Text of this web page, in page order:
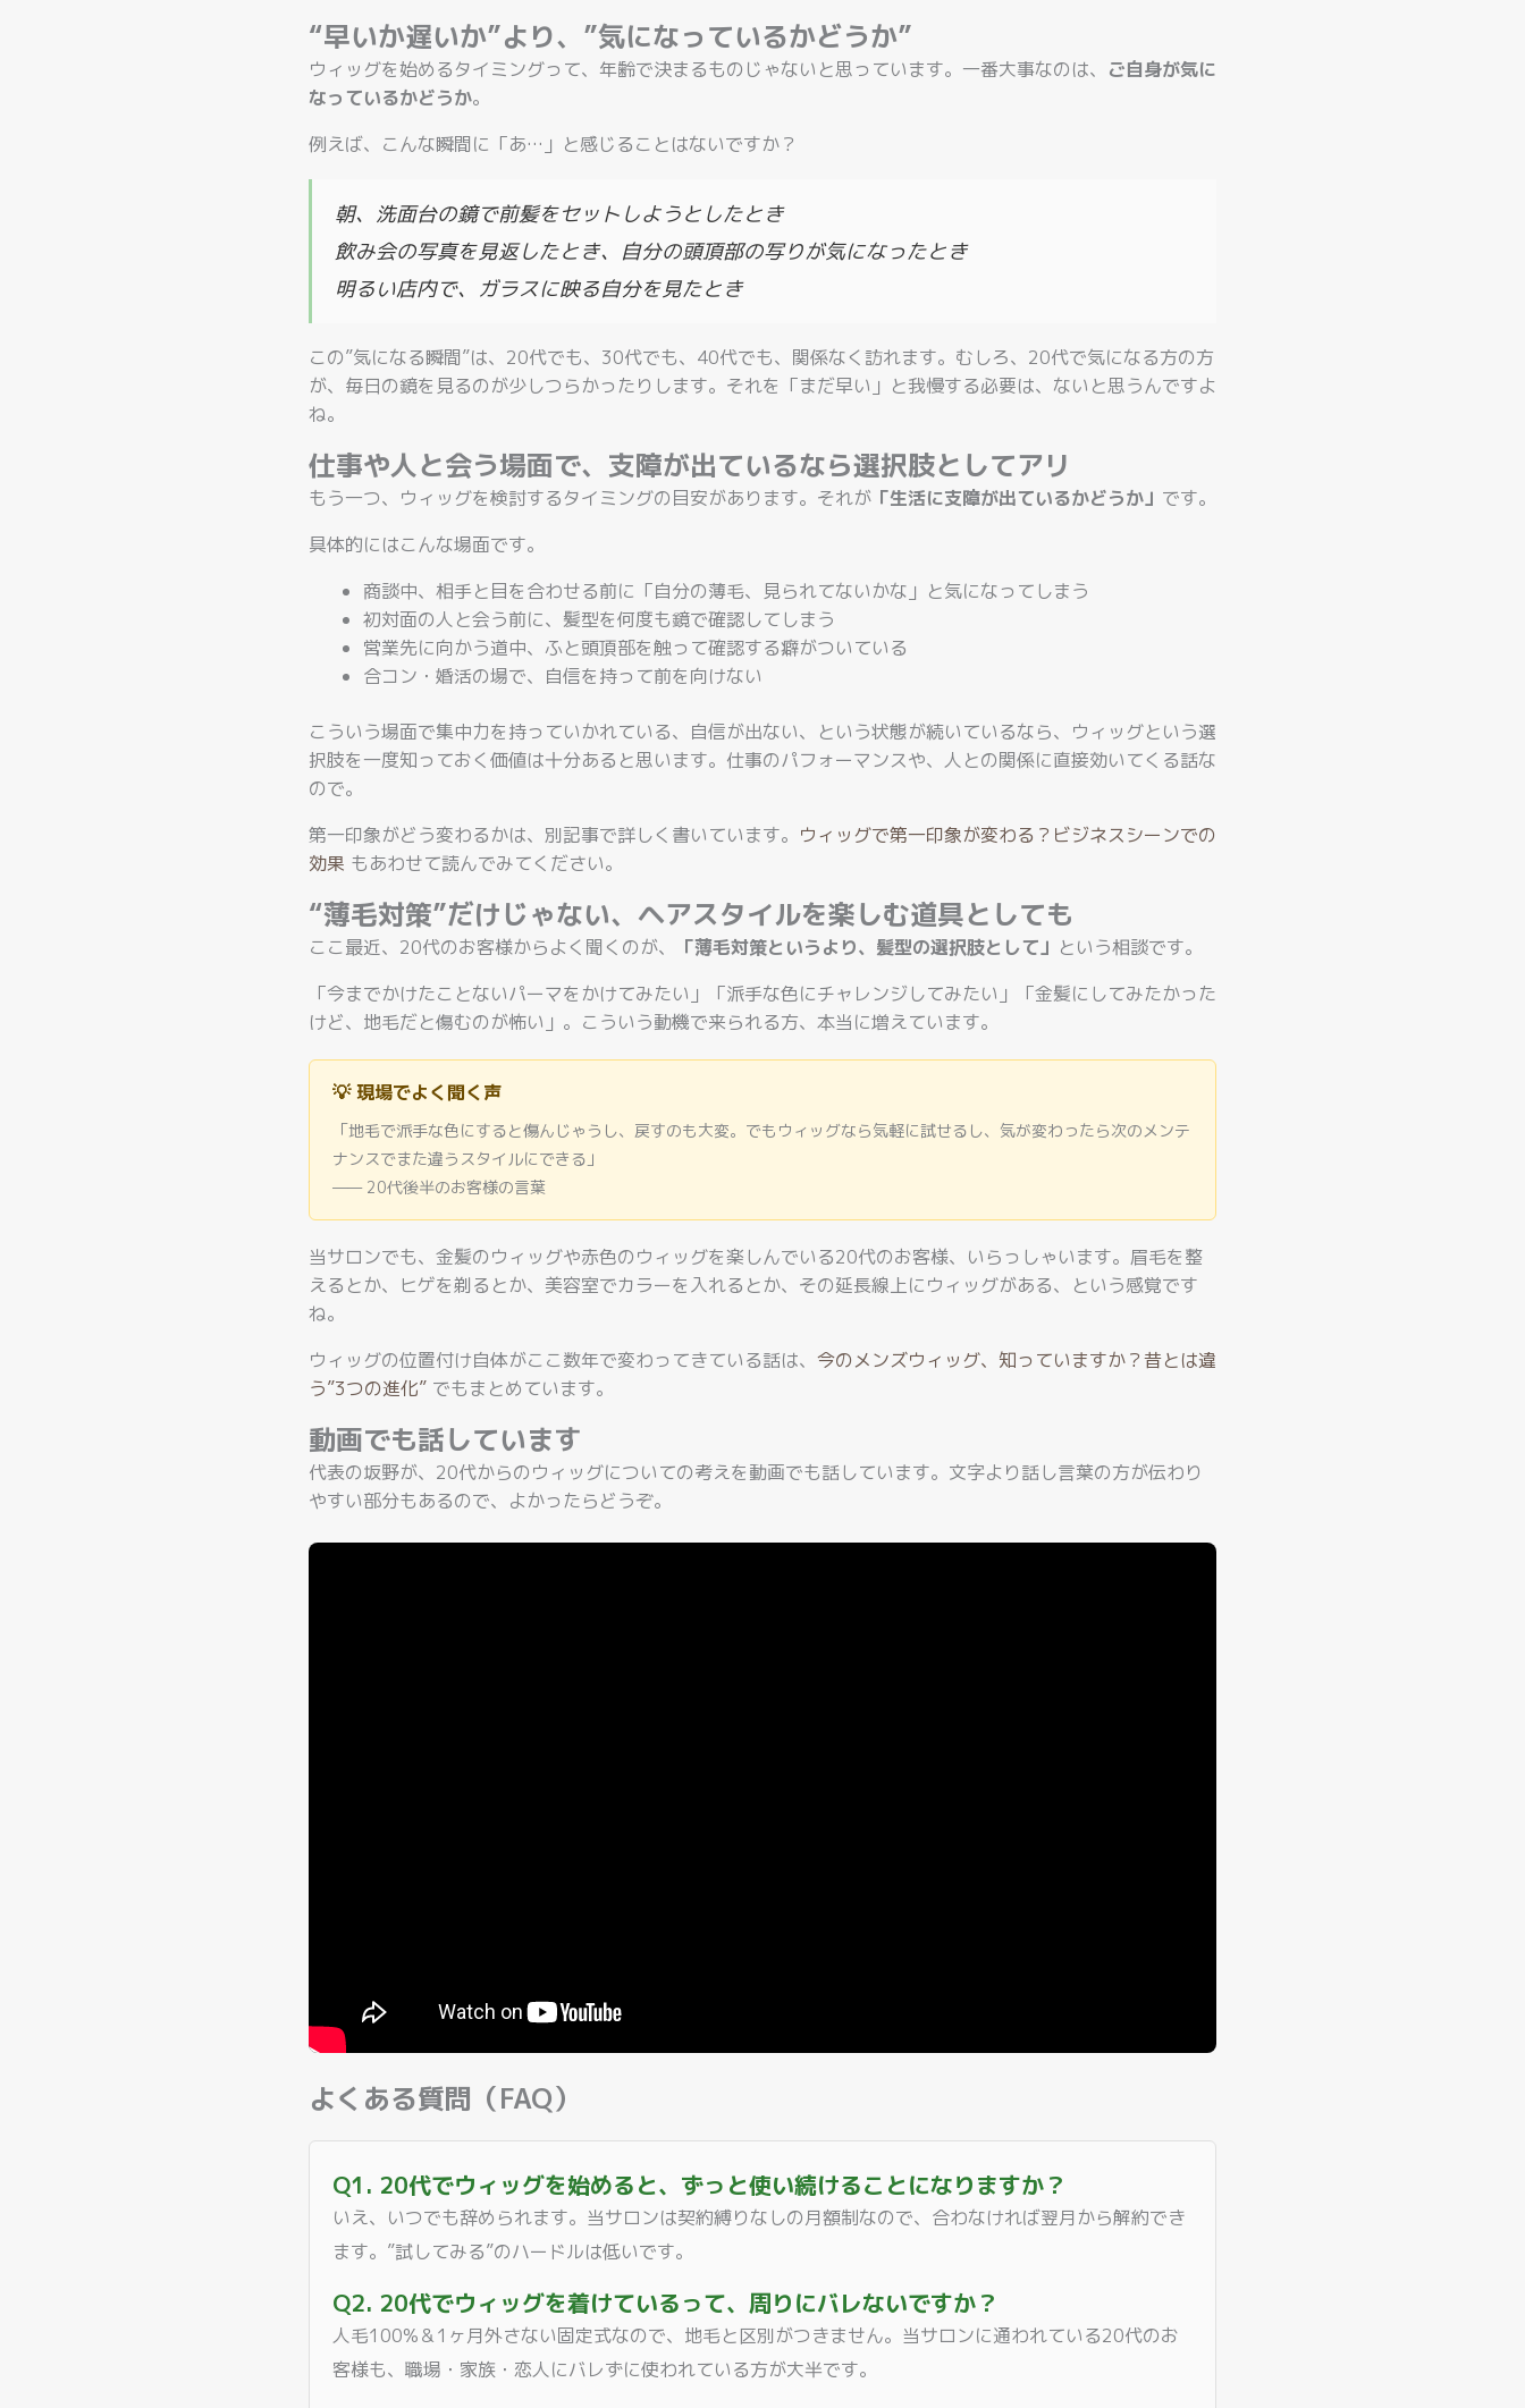
“早いか遅いか”より、”気になっているかどうか”
ウィッグを始めるタイミングって、年齢で決まるものじゃないと思っています。一番大事なのは、 ご自身が気に
なっているかどうか。
例えば、こんな瞬間に「あ…」と感じることはないですか？
朝、洗面台の鏡で前髪をセットしようとしたとき
飲み会の写真を見返したとき、自分の頭頂部の写りが気になったとき
明るい店内で、ガラスに映る自分を見たとき
この”気になる瞬間”は、20代でも、30代でも、40代でも、関係なく訪れます。むしろ、20代で気になる方の方
が、毎日の鏡を見るのが少しつらかったりします。それを「まだ早い」と我慢する必要は、ないと思うんですよ
ね。
仕事や人と会う場面で、支障が出ているなら選択肢としてアリ
もう一つ、ウィッグを検討するタイミングの目安があります。それが 「生活に支障が出ているかどうか」 です。
具体的にはこんな場面です。
商談中、相手と目を合わせる前に「自分の薄毛、見られてないかな」と気になってしまう
初対面の人と会う前に、髪型を何度も鏡で確認してしまう
営業先に向かう道中、ふと頭頂部を触って確認する癖がついている
合コン・婚活の場で、自信を持って前を向けない
こういう場面で集中力を持っていかれている、自信が出ない、という状態が続いているなら、ウィッグという選
択肢を一度知っておく価値は十分あると思います。仕事のパフォーマンスや、人との関係に直接効いてくる話な
ので。
第一印象がどう変わるかは、別記事で詳しく書いています。 ウィッグで第一印象が変わる？ビジネスシーンでの
効果 もあわせて読んでみてください。
“薄毛対策”だけじゃない、ヘアスタイルを楽しむ道具としても
ここ最近、20代のお客様からよく聞くのが、 「薄毛対策というより、髪型の選択肢として」 という相談です。
「今までかけたことないパーマをかけてみたい」「派手な色にチャレンジしてみたい」「金髪にしてみたかった
けど、地毛だと傷むのが怖い」。こういう動機で来られる方、本当に増えています。
💡 現場でよく聞く声
「地毛で派手な色にすると傷んじゃうし、戻すのも大変。でもウィッグなら気軽に試せるし、気が変わったら次のメンテ
ナンスでまた違うスタイルにできる」
—— 20代後半のお客様の言葉
当サロンでも、金髪のウィッグや赤色のウィッグを楽しんでいる20代のお客様、いらっしゃいます。眉毛を整
えるとか、ヒゲを剃るとか、美容室でカラーを入れるとか、その延長線上にウィッグがある、という感覚です
ね。
ウィッグの位置付け自体がここ数年で変わってきている話は、 今のメンズウィッグ、知っていますか？昔とは違
う”3つの進化” でもまとめています。
動画でも話しています
代表の坂野が、20代からのウィッグについての考えを動画でも話しています。文字より話し言葉の方が伝わり
やすい部分もあるので、よかったらどうぞ。
よくある質問（FAQ）
Q1. 20代でウィッグを始めると、ずっと使い続けることになりますか？
いえ、いつでも辞められます。当サロンは契約縛りなしの月額制なので、合わなければ翌月から解約でき
ます。”試してみる”のハードルは低いです。
Q2. 20代でウィッグを着けているって、周りにバレないですか？
人毛100%＆1ヶ月外さない固定式なので、地毛と区別がつきません。当サロンに通われている20代のお
客様も、職場・家族・恋人にバレずに使われている方が大半です。